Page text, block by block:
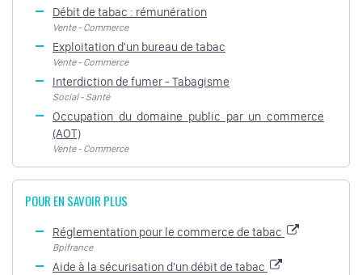
Débit de tabac : rémunération
Vente - Commerce
Exploitation d'un bureau de tabac
Vente - Commerce
Interdiction de fumer - Tabagisme
Social - Santé
Occupation du domaine public par un commerce
(AOT)
Vente - Commerce
POUR EN SAVOIR PLUS
Réglementation pour le commerce de tabac
Bpifrance
Aide à la sécurisation d'un débit de tabac